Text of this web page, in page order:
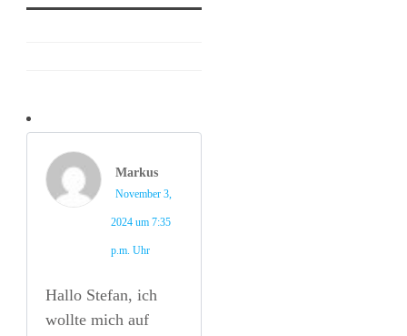
Markus
November 3,
2024 um 7:35
p.m. Uhr
Hallo Stefan, ich
wollte mich auf